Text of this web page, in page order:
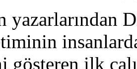
yazarlarından
gösteren ilk